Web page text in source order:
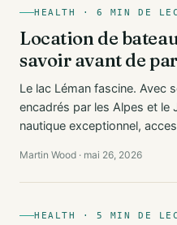
HEALTH · 6 MIN DE
Location de
savoir avant de
Le lac Léman fascine. Avec
encadrés par les Alpes et le
nautique exceptionnel,
Martin Wood · mai 26, 2026
HEALTH · 5 MIN DE